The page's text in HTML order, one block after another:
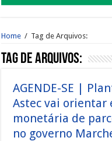
Home / Tag de Arquivos:
Tag de Arquivos:
AGENDE-SE |
Astec vai orientar
monetária de
no governo